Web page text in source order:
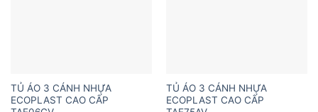
TỦ ÁO 3 CÁNH NHỰA
ECOPLAST CAO CẤP
TỦ ÁO 3 CÁNH NHỰA
ECOPLAST CAO CẤP